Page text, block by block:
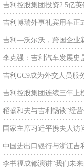
吉利控股集团投资2.5亿
吉利博瑞外事礼宾用车正
吉利—沃尔沃，跨国企业
李克强：吉利汽车发展史
吉利GC9成为外交人员
吉利控股集团连续三年上
稻盛和夫与吉利畅谈“经
国家主席习近平携夫人
中国进出口银行与浙江吉
李书福成都演讲“我们未